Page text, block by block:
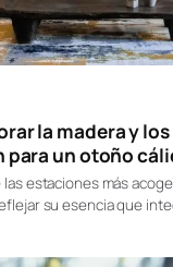
la madera y
para un otoño
estaciones más
su esencia que